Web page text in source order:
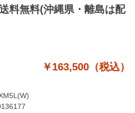
料無料(沖縄県・離島は配
￥163,500（税込）